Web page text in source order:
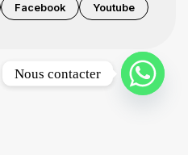
Facebook Youtube
Nous contacter